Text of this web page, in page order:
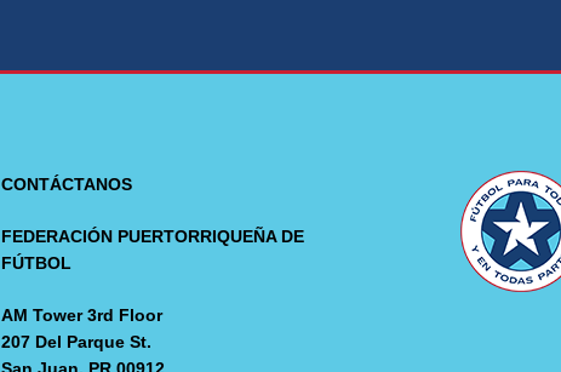
CONTÁCTANOS
FEDERACIÓN PUERTORRIQUEÑA DE
FÚTBOL
AM Tower 3rd Floor
207 Del Parque St.
San Juan, PR 00912